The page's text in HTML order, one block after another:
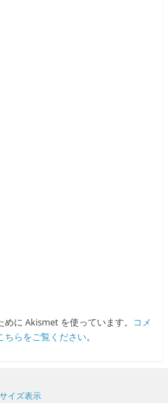
に Akismet を使っています。
コメ
ちらをご覧ください。
イズ表示